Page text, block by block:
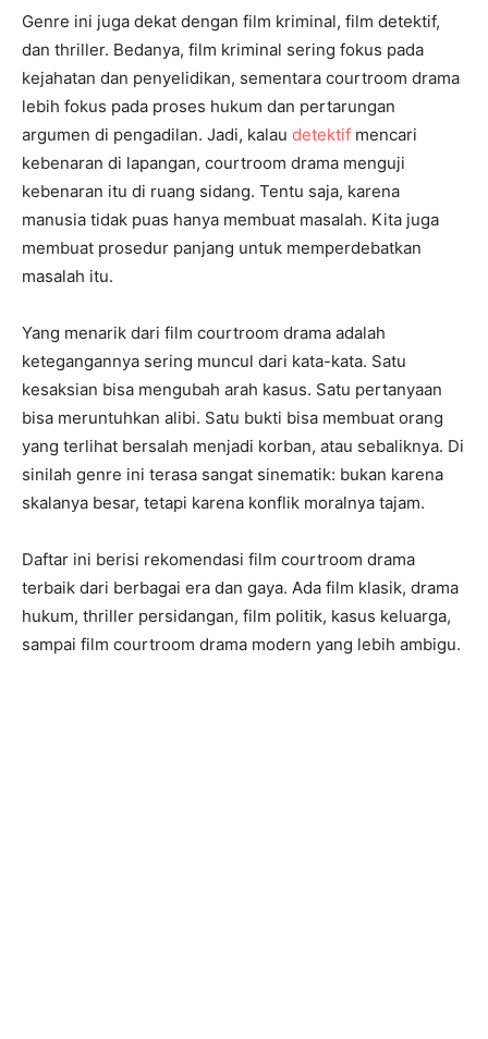
Genre ini juga dekat dengan film kriminal, film detektif,
dan thriller. Bedanya, film kriminal sering fokus pada
kejahatan dan penyelidikan, sementara courtroom drama
lebih fokus pada proses hukum dan pertarungan
argumen di pengadilan. Jadi, kalau detektif mencari
kebenaran di lapangan, courtroom drama menguji
kebenaran itu di ruang sidang. Tentu saja, karena
manusia tidak puas hanya membuat masalah. Kita juga
membuat prosedur panjang untuk memperdebatkan
masalah itu.
Yang menarik dari film courtroom drama adalah
ketegangannya sering muncul dari kata-kata. Satu
kesaksian bisa mengubah arah kasus. Satu pertanyaan
bisa meruntuhkan alibi. Satu bukti bisa membuat orang
yang terlihat bersalah menjadi korban, atau sebaliknya. Di
sinilah genre ini terasa sangat sinematik: bukan karena
skalanya besar, tetapi karena konflik moralnya tajam.
Daftar ini berisi rekomendasi film courtroom drama
terbaik dari berbagai era dan gaya. Ada film klasik, drama
hukum, thriller persidangan, film politik, kasus keluarga,
sampai film courtroom drama modern yang lebih ambigu.